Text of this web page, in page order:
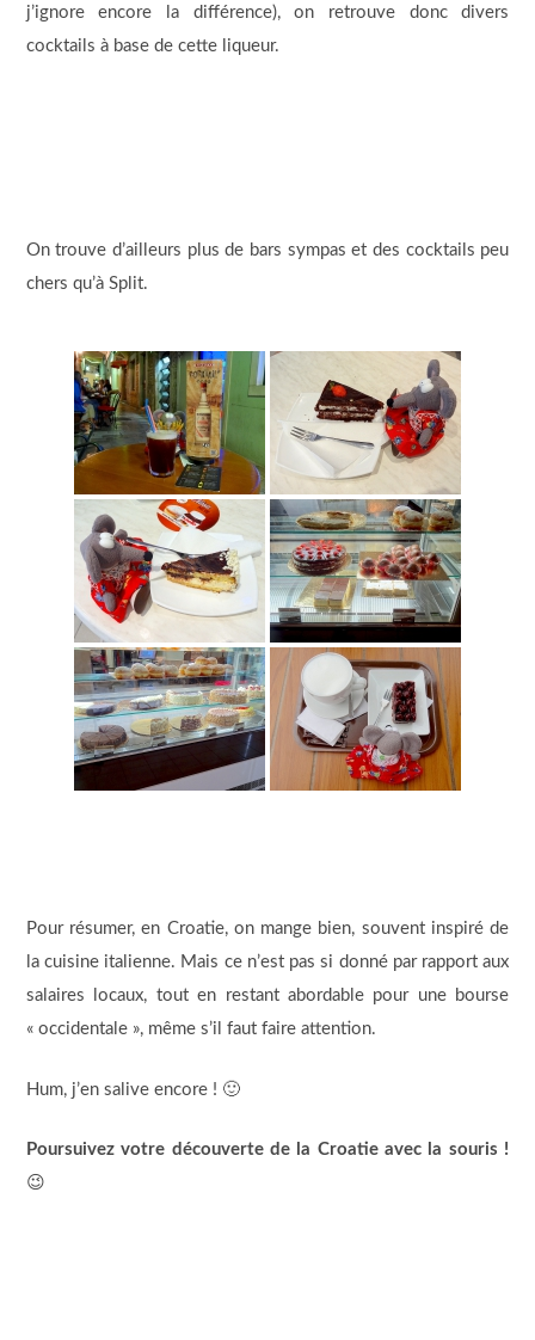
j’ignore encore la différence), on retrouve donc divers
cocktails à base de cette liqueur.
On trouve d’ailleurs plus de bars sympas et des cocktails peu
chers qu’à Split.
Pour résumer, en Croatie, on mange bien, souvent inspiré de
la cuisine italienne. Mais ce n’est pas si donné par rapport aux
salaires locaux, tout en restant abordable pour une bourse
« occidentale », même s’il faut faire attention.
Hum, j’en salive encore ! 🙂
Poursuivez votre découverte de la Croatie avec la souris !
😉